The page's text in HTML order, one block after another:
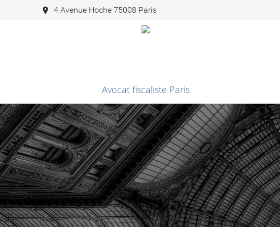
Avocat fiscaliste Paris
4 Avenue Hoche 75008 Paris